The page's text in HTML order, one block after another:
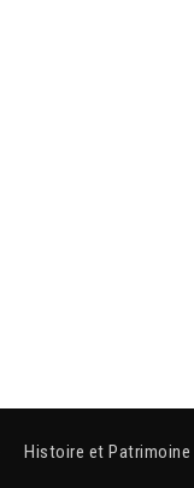
Histoire et Patrimoine